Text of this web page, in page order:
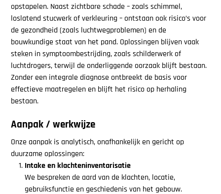
opstapelen. Naast zichtbare schade – zoals schimmel,
loslatend stucwerk of verkleuring – ontstaan ook risico’s voor
de gezondheid (zoals luchtwegproblemen) en de
bouwkundige staat van het pand. Oplossingen blijven vaak
steken in symptoombestrijding, zoals schilderwerk of
luchtdrogers, terwijl de onderliggende oorzaak blijft bestaan.
Zonder een integrale diagnose ontbreekt de basis voor
effectieve maatregelen en blijft het risico op herhaling
bestaan.
Aanpak / werkwijze
Onze aanpak is analytisch, onafhankelijk en gericht op
duurzame oplossingen:
Intake en klachteninventarisatie
We bespreken de aard van de klachten, locatie,
gebruiksfunctie en geschiedenis van het gebouw.